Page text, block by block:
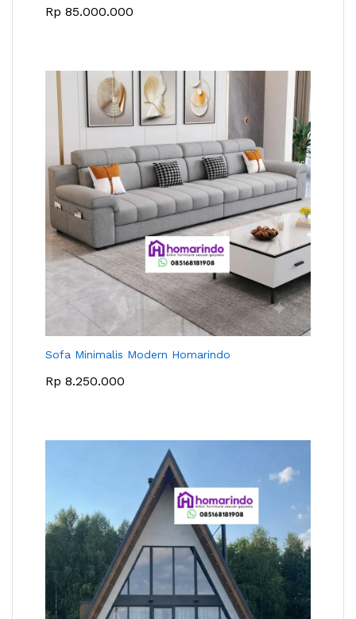
Rp 85.000.000
Sofa Minimalis Modern Homarindo
Rp 8.250.000